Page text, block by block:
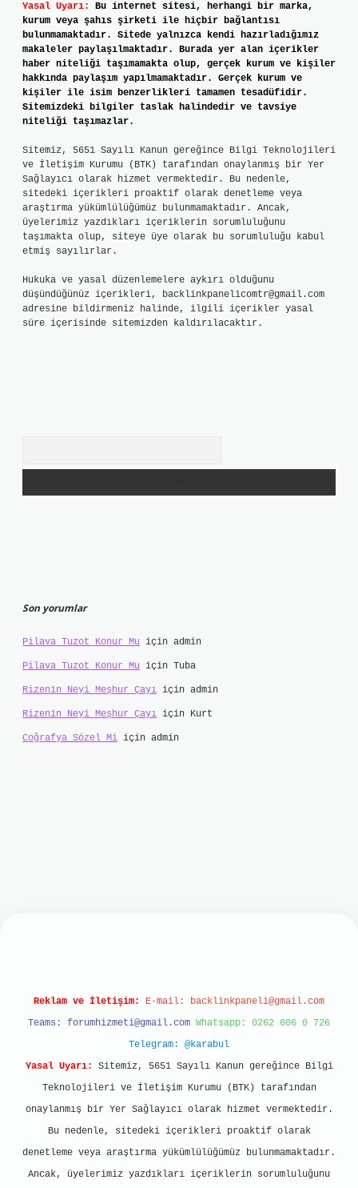
Yasal Uyarı:
Bu internet sitesi, herhangi bir marka,
kurum veya şahıs şirketi ile hiçbir bağlantısı
bulunmamaktadır. Sitede yalnızca kendi hazırladığımız
makaleler paylaşılmaktadır. Burada yer alan içerikler
haber niteliği taşımamakta olup, gerçek kurum ve kişiler
hakkında paylaşım yapılmamaktadır. Gerçek kurum ve
kişiler ile isim benzerlikleri tamamen tesadüfidir.
Sitemizdeki bilgiler taslak halindedir ve tavsiye
niteliği taşımazlar.
Sitemiz, 5651 Sayılı Kanun gereğince Bilgi Teknolojileri
ve İletişim Kurumu (BTK) tarafından onaylanmış bir Yer
Sağlayıcı olarak hizmet vermektedir. Bu nedenle,
sitedeki içerikleri proaktif olarak denetleme veya
araştırma yükümlülüğümüz bulunmamaktadır. Ancak,
üyelerimiz yazdıkları içeriklerin sorumluluğunu
taşımakta olup, siteye üye olarak bu sorumluluğu kabul
etmiş sayılırlar.
Hukuka ve yasal düzenlemelere aykırı olduğunu
düşündüğünüz içerikleri, backlinkpanelicomtr@gmail.com
adresine bildirmeniz halinde, ilgili içerikler yasal
süre içerisinde sitemizden kaldırılacaktır.
Son yorumlar
Pilava Tuzot Konur Mu için admin
Pilava Tuzot Konur Mu için Tuba
Rizenin Neyi Meşhur Çayı için admin
Rizenin Neyi Meşhur Çayı için Kurt
Coğrafya Sözel Mi için admin
Reklam ve İletişim: E-mail: backlinkpaneli@gmail.com
Teams: forumhizmeti@gmail.com Whatsapp: 0262 606 0 726
Telegram: @karabul
Yasal Uyarı:
Sitemiz, 5651 Sayılı Kanun gereğince Bilgi
Teknolojileri ve İletişim Kurumu (BTK) tarafından
onaylanmış bir Yer Sağlayıcı olarak hizmet vermektedir.
Bu nedenle, sitedeki içerikleri proaktif olarak
denetleme veya araştırma yükümlülüğümüz bulunmamaktadır.
Ancak, üyelerimiz yazdıkları içeriklerin sorumluluğunu